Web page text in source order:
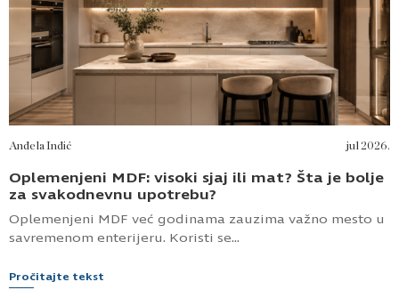
Anđela Inđić jul 2026.
Oplemenjeni MDF: visoki sjaj ili mat? Šta je bolje
za svakodnevnu upotrebu?
Oplemenjeni MDF već godinama zauzima važno mesto u
savremenom enterijeru. Koristi se...
Pročitajte tekst